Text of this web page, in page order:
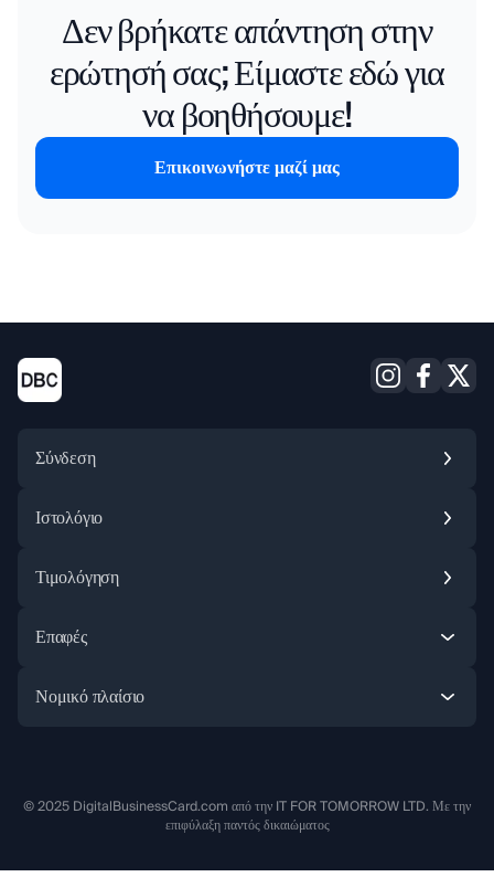
Δεν βρήκατε απάντηση στην
ερώτησή σας; Είμαστε εδώ για
να βοηθήσουμε!
Επικοινωνήστε μαζί μας
Σύνδεση
Ιστολόγιο
Τιμολόγηση
Επαφές
Νομικό πλαίσιο
© 2025 DigitalBusinessCard.com από την IT FOR TOMORROW LTD. Με την
επιφύλαξη παντός δικαιώματος